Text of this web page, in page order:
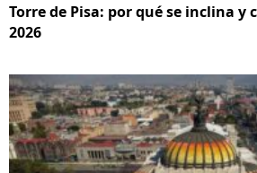
Torre de Pisa: por qué se inclina y
2026